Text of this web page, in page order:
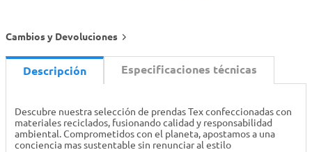
Cambios y Devoluciones
Descripción Especificaciones técnicas
Descubre nuestra selección de prendas Tex confeccionadas con
materiales reciclados, fusionando calidad y responsabilidad
ambiental. Comprometidos con el planeta, apostamos a una
conciencia mas sustentable sin renunciar al estilo